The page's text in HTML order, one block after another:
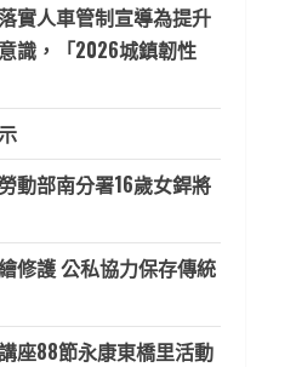
實人車管制宣導為提升
識，「2026城鎮韌性
動部南分署16歲女銲將
修護 公私協力保存傳統
座88節永康東橋里活動